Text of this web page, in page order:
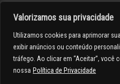
Valorizamos sua privacidade
Utilizamos cookies para aprimorar
exibir anúncios ou conteúdo
tráfego. Ao clicar em “Aceitar”, você
nossa Política de Privacidade
><(((º> 17